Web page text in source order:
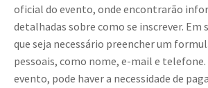
oficial do evento, onde encontrarão
detalhadas sobre como se inscrever. Em
que seja necessário preencher um
pessoais, como nome, e-mail e telefone.
evento, pode haver a necessidade de